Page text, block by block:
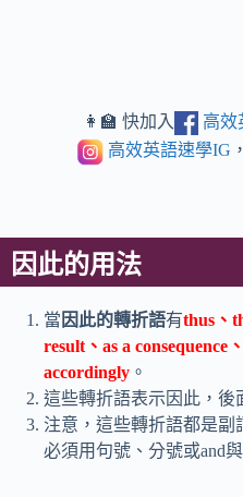
👩‍🏫 快加入 高效
高效英語速學IG
因此的用法
當 因此的轉折語有thus、
result、as a consequence
accordingly 。
這些轉折語表示因此，後
注意，這些轉折語都是
必須用句號、分號或and